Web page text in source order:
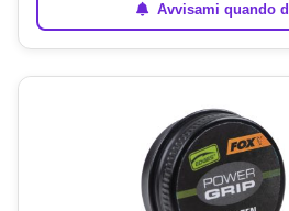
Avvisami quando